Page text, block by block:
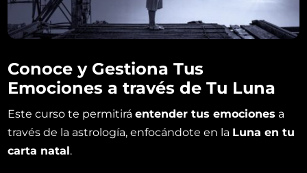
Conoce y Gestiona Tus
Emociones a través de Tu Luna
Este curso te permitiráentender tus emociones a
través de la astrología, enfocándote en la Luna en tu
carta natal.